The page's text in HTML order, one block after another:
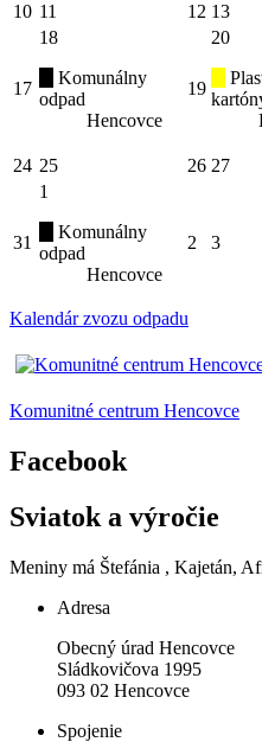
10 11 12 13
17
18
Komunálny
odpad
Hencovce
19
20
24 25 26 27
31
1
Komunálny
odpad
Hencovce
2 3
Kalendár zvozu odpadu
Komunitné centrum Hencovce
Facebook
Sviatok a výročie
Meniny má Štefánia , Kajetán,
Adresa
Obecný úrad Hencovce
Sládkovičova 1995
093 02 Hencovce
Spojenie